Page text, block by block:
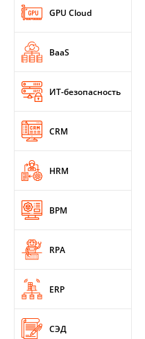
GPU Cloud
BaaS
ИТ-безопасность
CRM
HRM
BPM
RPA
ERP
СЭД